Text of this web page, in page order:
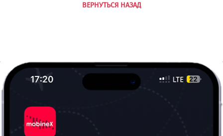
ВЕРНУТЬСЯ НАЗАД